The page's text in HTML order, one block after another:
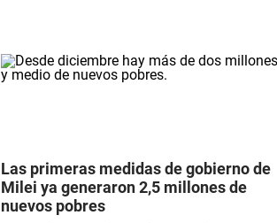
Las primeras medidas de gobierno de
Milei ya generaron 2,5 millones de
nuevos pobres